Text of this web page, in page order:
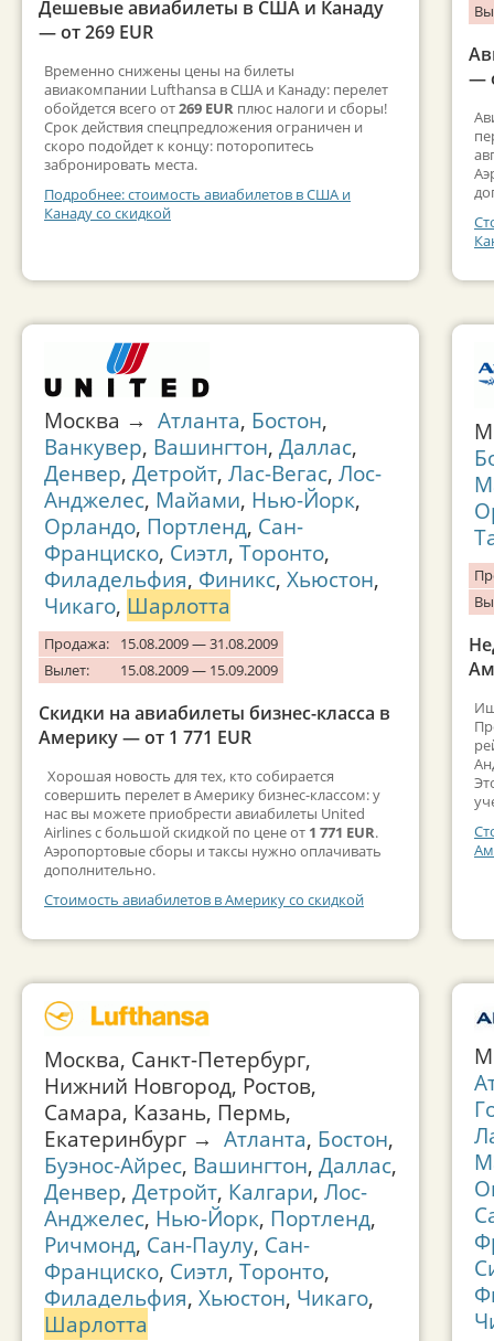
Дешевые авиабилеты в США и Канаду
— от 269 EUR
Временно снижены цены на билеты
авиакомпании Lufthansa в США и Канаду: перелет
обойдется всего от269 EUR плюс налоги и сборы!
Срок действия спецпредложения ограничен и
скоро подойдет к концу: поторопитесь
забронировать места.
Подробнее: стоимость авиабилетов в США и
Канаду со скидкой
Москва → Атланта, Бостон,
Ванкувер, Вашингтон, Даллас,
Денвер, Детройт, Лас-Вегас, Лос-
Анджелес, Майами, Нью-Йорк,
Орландо, Портленд, Сан-
Франциско, Сиэтл, Торонто,
Филадельфия, Финикс, Хьюстон,
Чикаго, Шарлотта
Продажа:
15.08.2009 — 31.08.2009
Вылет:
15.08.2009 — 15.09.2009
Скидки на авиабилеты бизнес-класса в
Америку — от 1 771 EUR
Хорошая новость для тех, кто собирается
совершить перелет в Америку бизнес-классом: у
нас вы можете приобрести авиабилеты United
Airlines с большой скидкой по цене от 1 771 EUR.
Аэропортовые сборы и таксы нужно оплачивать
дополнительно.
Стоимость авиабилетов в Америку со скидкой
Москва, Санкт-Петербург,
Нижний Новгород, Ростов,
Самара, Казань, Пермь,
Екатеринбург → Атланта, Бостон,
Буэнос-Айрес, Вашингтон, Даллас,
Денвер, Детройт, Калгари, Лос-
Анджелес, Нью-Йорк, Портленд,
Ричмонд, Сан-Паулу, Сан-
Франциско, Сиэтл, Торонто,
Филадельфия, Хьюстон, Чикаго,
Шарлотта
—